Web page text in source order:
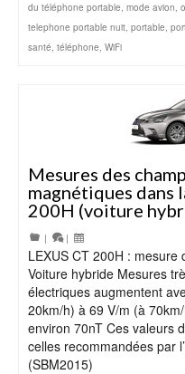
du téléphone portable, mode avion,
telephone portable nuit, portable,
santé, téléphone, WiFi
Mesures des
magnétiques dans
200H (voiture
| |
LEXUS CT 200H :
Voiture hybride Mesures
électriques augmentent
20km/h) à 69 V/m (à
environ 70nT Ces valeurs
celles recommandées par
(SBM2015)